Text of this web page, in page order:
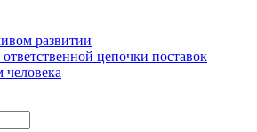
развитии
цепочки поставок
человека